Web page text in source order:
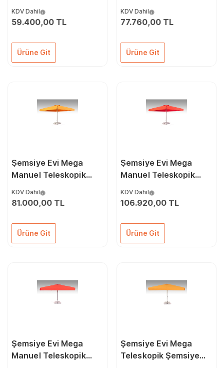
300/8
KDV Dahil
59.400,00 TL
Ürüne Git
KDV Dahil
77.760,00 TL
Ürüne Git
Şemsiye Evi Mega
Manuel Teleskopik
KDV Dahil
81.000,00 TL
Ürüne Git
Şemsiye Evi Mega
Manuel Teleskopik
KDV Dahil
106.920,00 TL
Ürüne Git
Şemsiye Evi Mega
Manuel Teleskopik
Şemsiye Evi Mega
Teleskopik Şemsiye